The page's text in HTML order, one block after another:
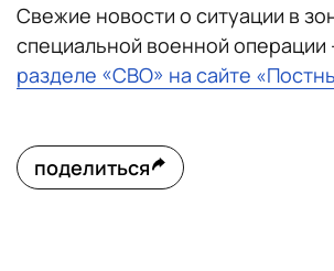
Свежие новости о ситуации в
специальной военной операции
разделе «СВО» на сайте
поделиться